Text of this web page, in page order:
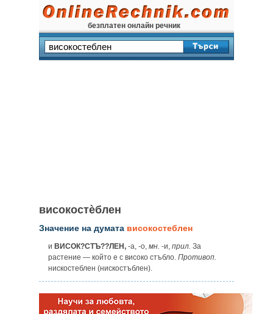
безплатен онлайн речник
високостѐблен
Значение на думата високостеблен
и ВИСОК?СТЪ??ЛЕН, -а, -о, мн. -и, прил. За
растение — който е с високо стъбло. Противоп.
нискостеблен (нискостъблен).